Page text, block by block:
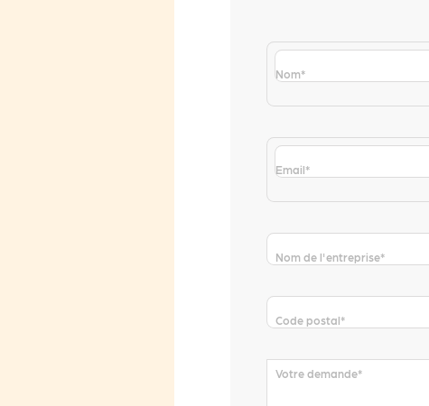
Nom*
Email*
Nom de l'entreprise*
Code postal*
Votre demande*